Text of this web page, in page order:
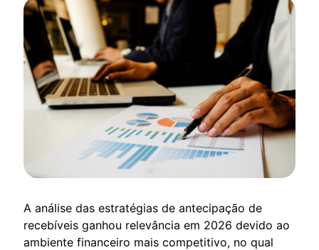
A análise das estratégias de antecipação de
recebíveis ganhou relevância em 2026 devido ao
ambiente financeiro mais competitivo, no qual